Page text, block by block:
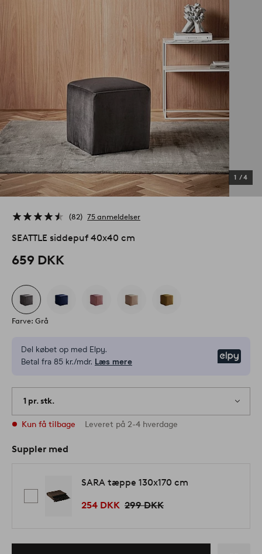
1 /4
82 75 anmeldelser
SEATTLE siddepuf 40x40 cm
659 DKK
Farve: Grå
Del købet op med Elpy.
Betal fra 85 kr./mdr. Læs mere
1 pr. stk.
Kun få tilbage Leveret på 2-4 hverdage
Suppler med
SARA tæppe 130x170 cm
254 DKK 299 DKK